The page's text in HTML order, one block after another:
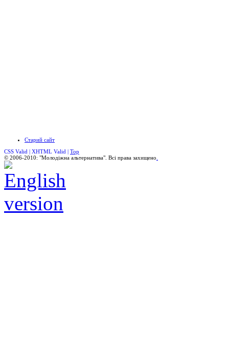
Старий сайт
CSS Valid | XHTML Valid | Top
© 2006-2010: "Молодіжна альтернатива". Всі права захищено